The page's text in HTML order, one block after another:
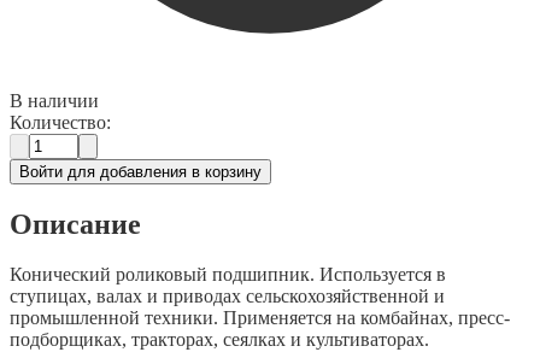
В наличии
Количество:
Войти для добавления в корзину
Описание
Конический роликовый подшипник. Используется в
ступицах, валах и приводах сельскохозяйственной и
промышленной техники. Применяется на комбайнах, пресс-
подборщиках, тракторах, сеялках и культиваторах.